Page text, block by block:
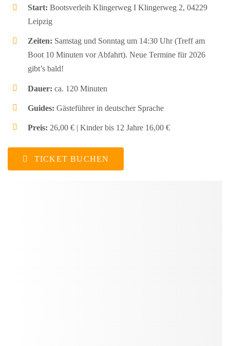
Start: Bootsverleih Klingerweg I Klingerweg 2, 04229
Leipzig
Zeiten: Samstag und Sonntag um 14:30 Uhr (Treff am
Boot 10 Minuten vor Abfahrt). Neue Termine für 2026
gibt’s bald!
Dauer: ca. 120 Minuten
Guides: Gästeführer in deutscher Sprache
Preis: 26,00 € | Kinder bis 12 Jahre 16,00 €
TICKET BUCHEN